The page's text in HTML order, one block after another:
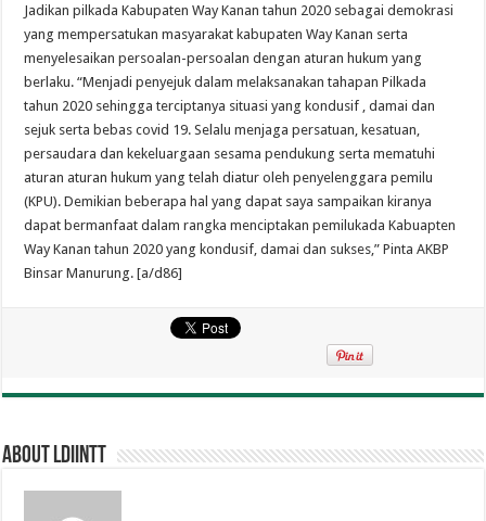
Jadikan pilkada Kabupaten Way Kanan tahun 2020 sebagai demokrasi
yang mempersatukan masyarakat kabupaten Way Kanan serta
menyelesaikan persoalan-persoalan dengan aturan hukum yang
berlaku. “Menjadi penyejuk dalam melaksanakan tahapan Pilkada
tahun 2020 sehingga terciptanya situasi yang kondusif , damai dan
sejuk serta bebas covid 19. Selalu menjaga persatuan, kesatuan,
persaudara dan kekeluargaan sesama pendukung serta mematuhi
aturan aturan hukum yang telah diatur oleh penyelenggara pemilu
(KPU). Demikian beberapa hal yang dapat saya sampaikan kiranya
dapat bermanfaat dalam rangka menciptakan pemilukada Kabuapten
Way Kanan tahun 2020 yang kondusif, damai dan sukses,” Pinta AKBP
Binsar Manurung. [a/d86]
About ldiintt